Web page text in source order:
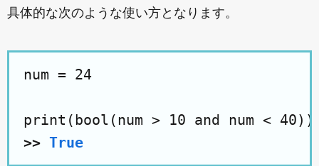
具体的な次のような使い方となります。
num = 24
>> True